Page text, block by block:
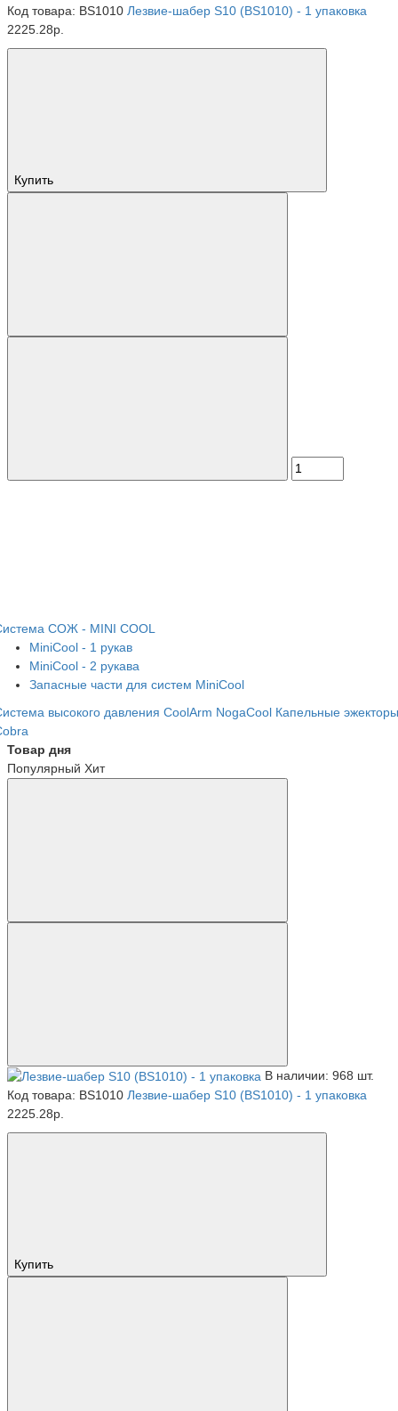
Код товара: BS1010 Лезвие-шабер S10 (BS1010) - 1 упаковка
2225.28р.
Купить
СОЖ - MINI COOL
MiniCool - 1 рукав
MiniCool - 2 рукава
Запасные части для систем MiniCool
высокого давления CoolArm NogaCool Капельные эжекторы
Товар дня
Популярный Хит
В наличии: 968 шт.
Код товара: BS1010 Лезвие-шабер S10 (BS1010) - 1 упаковка
2225.28р.
Купить